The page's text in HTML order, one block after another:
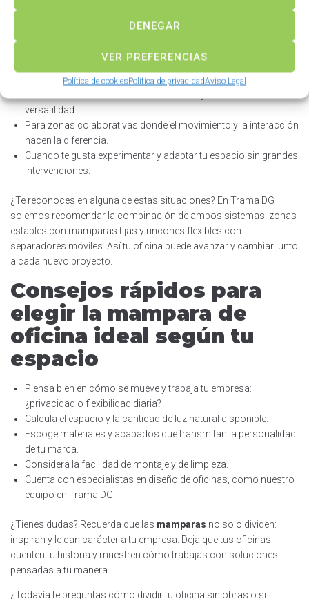
DENEGAR
VER PREFERENCIAS
Política de cookiesPolítica de privacidadAviso Legal
Mamparas móviles:
versatilidad.
Para zonas colaborativas donde el movimiento y la interacción
hacen la diferencia.
Cuando te gusta experimentar y adaptar tu espacio sin grandes
intervenciones.
¿Te reconoces en alguna de estas situaciones? En Trama DG
solemos recomendar la combinación de ambos sistemas: zonas
estables con mamparas fijas y rincones flexibles con
separadores móviles. Así tu oficina puede avanzar y cambiar junto
a cada nuevo proyecto.
Consejos rápidos para
elegir la mampara de
oficina ideal según tu
espacio
Piensa bien en cómo se mueve y trabaja tu empresa:
¿privacidad o flexibilidad diaria?
Calcula el espacio y la cantidad de luz natural disponible.
Escoge materiales y acabados que transmitan la personalidad
de tu marca.
Considera la facilidad de montaje y de limpieza.
Cuenta con especialistas en diseño de oficinas, como nuestro
equipo en Trama DG.
¿Tienes dudas? Recuerda que las mamparas no solo dividen:
inspiran y le dan carácter a tu empresa. Deja que tus oficinas
cuenten tu historia y muestren cómo trabajas con soluciones
pensadas a tu manera.
¿Todavía te preguntas cómo dividir tu oficina sin obras o si